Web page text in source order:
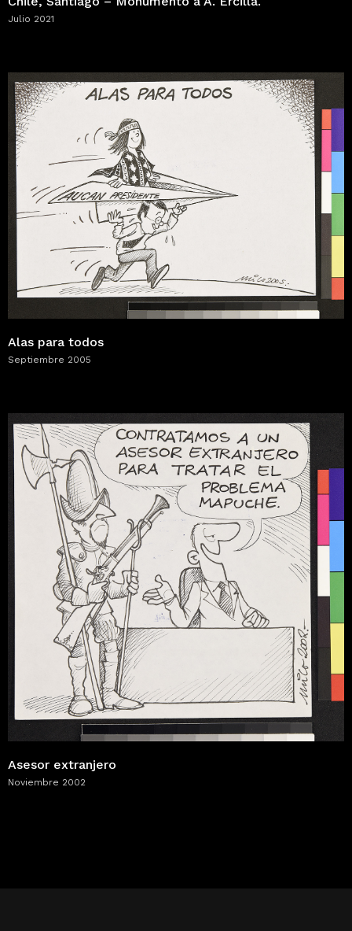
Julio 2021
Alas para todos
Septiembre 2005
Asesor extranjero
Noviembre 2002